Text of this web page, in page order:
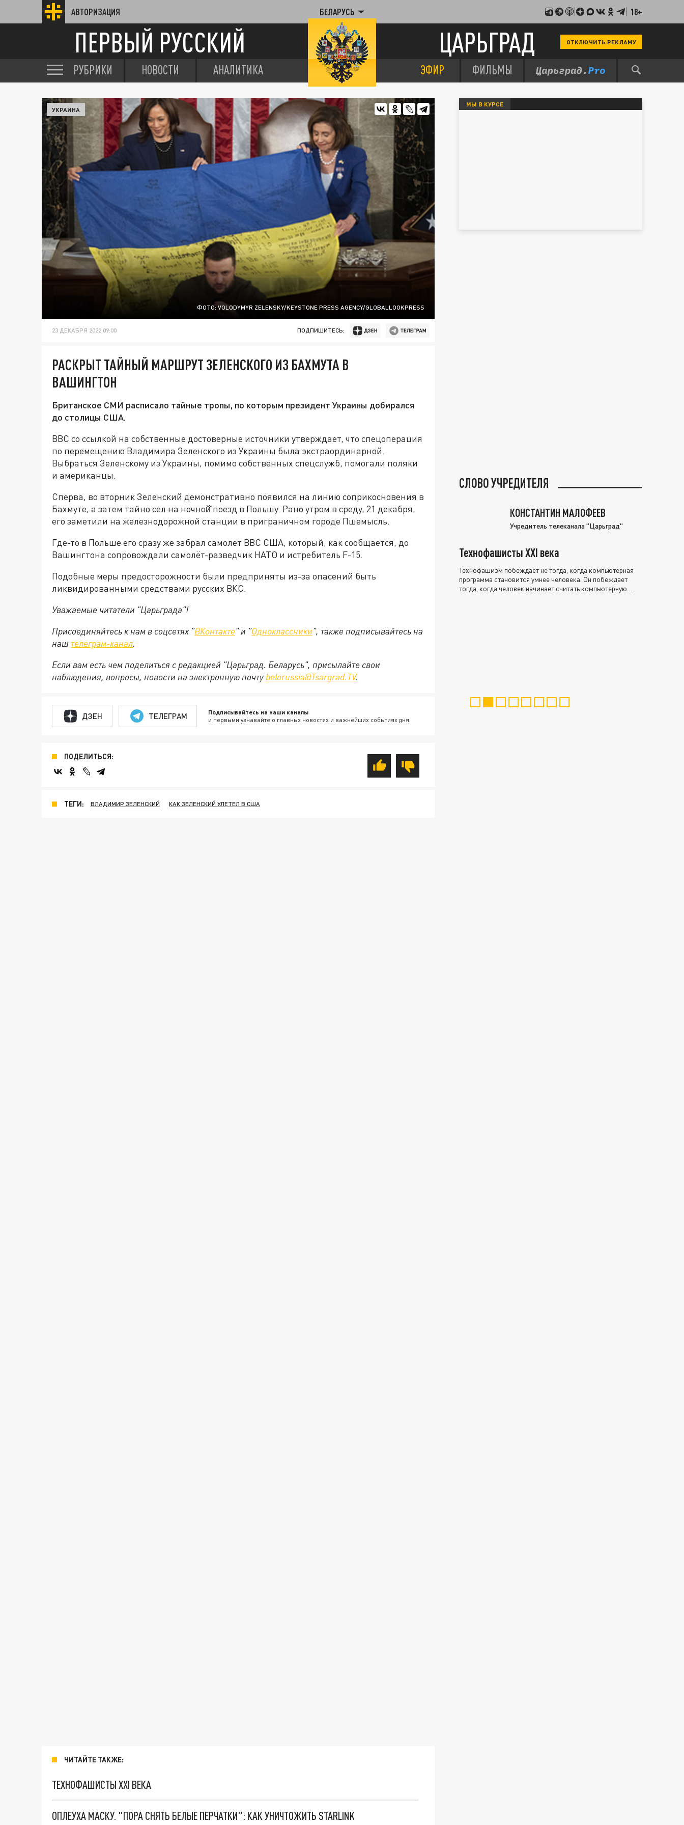
АВТОРИЗАЦИЯ БЕЛАРУСЬ 18+
ПЕРВЫЙ РУССКИЙ ЦАРЬГРАД ОТКЛЮЧИТЬ РЕКЛАМУ
РУБРИКИ НОВОСТИ АНАЛИТИКА ЭФИР ФИЛЬМЫ
ФОТО: VOLODYMYR ZELENSKY/KEYSTONE PRESS AGENCY/GLOBALLOOKPRESS
УКРАИНА
23 ДЕКАБРЯ 2022 09:00 ПОДПИШИТЕСЬ:
РАСКРЫТ ТАЙНЫЙ МАРШРУТ ЗЕЛЕНСКОГО ИЗ БАХМУТА В
ВАШИНГТОН
Британское СМИ расписало тайные тропы, по которым президент Украины добирался
до столицы США.
ВВС со ссылкой на собственные достоверные источники утверждает, что спецоперация
по перемещению Владимира Зеленского из Украины была экстраординарной.
Выбраться Зеленскому из Украины, помимо собственных спецслужб, помогали поляки
и американцы.
Сперва, во вторник Зеленский демонстративно появился на линию соприкосновения в
Бахмуте, а затем тайно сел на ночной̆ поезд в Польшу. Рано утром в среду, 21 декабря,
его заметили на железнодорожной станции в приграничном городе Пшемысль.
Где-то в Польше его сразу же забрал самолет ВВС США, который, как сообщается, до
Вашингтона сопровождали самолёт-разведчик НАТО и истребитель F-15.
Подобные меры предосторожности были предприняты из-за опасений быть
ликвидированными средствами русских ВКС.
Уважаемые читатели "Царьграда"!
Присоединяйтесь к нам в соцсетях "ВКонтакте" и "Одноклассники", также подписывайтесь на
наш телеграм-канал.
Если вам есть чем поделиться с редакцией "Царьград. Беларусь", присылайте свои
наблюдения, вопросы, новости на электронную почту belorussia@Tsargrad.TV.
ДЗЕН ТЕЛЕГРАМ Подписывайтесь на наши каналы
и первыми узнавайте о главных новостях и важнейших событиях дня.
ПОДЕЛИТЬСЯ:
ТЕГИ: ВЛАДИМИР ЗЕЛЕНСКИЙ КАК ЗЕЛЕНСКИЙ УЛЕТЕЛ В США
ЧИТАЙТЕ ТАКЖЕ:
ТЕХНОФАШИСТЫ XXI ВЕКА
ОПЛЕУХА МАСКУ. "ПОРА СНЯТЬ БЕЛЫЕ ПЕРЧАТКИ": КАК УНИЧТОЖИТЬ STARLINK
МЫ В КУРСЕ
СЛОВО УЧРЕДИТЕЛЯ
КОНСТАНТИН МАЛОФЕЕВ
Учредитель телеканала "Царьград"
Технофашисты XXI века
Технофашизм побеждает не тогда, когда компьютерная
программа становится умнее человека. Он побеждает
тогда, когда человек начинает считать компьютерную